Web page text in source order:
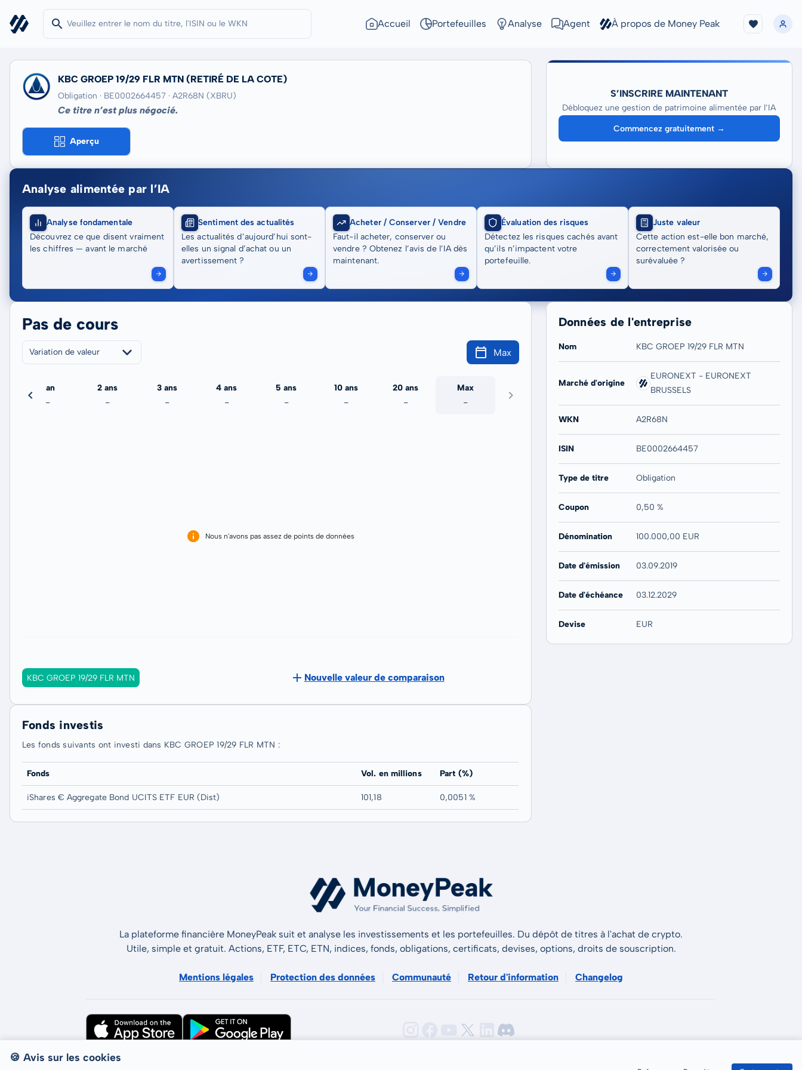
Accueil Portefeuilles Analyse Agent À propos de Money Peak
KBC GROEP 19/29 FLR MTN (RETIRÉ DE LA COTE)
Obligation · BE0002664457 · A2R68N (XBRU)
Ce titre n’est plus négocié.
Aperçu
S’INSCRIRE MAINTENANT
Débloquez une gestion de patrimoine alimentée par l’IA
Commencez gratuitement →
Analyse alimentée par l’IA
Analyse fondamentale
Découvrez ce que disent vraiment
les chiffres — avant le marché
Sentiment des actualités
Les actualités d’aujourd’hui sont-
elles un signal d’achat ou un
avertissement ?
Acheter / Conserver / Vendre
Faut-il acheter, conserver ou
vendre ? Obtenez l’avis de l’IA dès
maintenant.
Évaluation des risques
Détectez les risques cachés avant
qu’ils n’impactent votre
portefeuille.
Juste valeur
Cette action est-elle bon marché,
correctement valorisée ou
surévaluée ?
Pas de cours
Variation de valeur Max
1 an
-
2 ans
-
3 ans
-
4 ans
-
5 ans
-
10 ans
-
20 ans
-
Max
-
Nous n'avons pas assez de points de données
KBC GROEP 19/29 FLR MTN Nouvelle valeur de comparaison
Fonds investis
Les fonds suivants ont investi dans KBC GROEP 19/29 FLR MTN :
Fonds Vol. en millions Part (%)
iShares € Aggregate Bond UCITS ETF EUR (Dist) 101,18 0,0051 %
Données de l'entreprise
Nom KBC GROEP 19/29 FLR MTN
Marché d'origine
EURONEXT - EURONEXT
BRUSSELS
WKN A2R68N
ISIN BE0002664457
Type de titre Obligation
Coupon 0,50 %
Dénomination 100.000,00 EUR
Date d'émission 03.09.2019
Date d'échéance 03.12.2029
Devise EUR
La plateforme financière MoneyPeak suit et analyse les investissements et les portefeuilles. Du dépôt de titres à l'achat de crypto.
Utile, simple et gratuit. Actions, ETF, ETC, ETN, indices, fonds, obligations, certificats, devises, options, droits de souscription.
Mentions légales Protection des données Communauté Retour d'information Changelog
🍪 Avis sur les cookies